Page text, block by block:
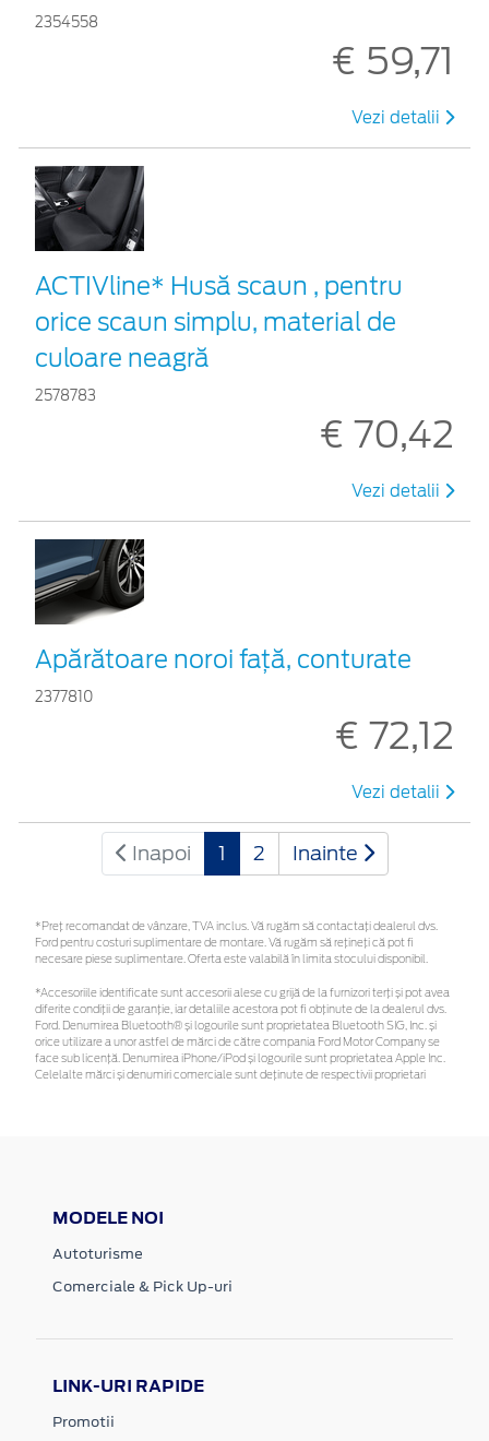
2354558
€ 59,71
Vezi detalii
ACTIVline* Husă scaun , pentru
orice scaun simplu, material de
culoare neagră
2578783
€ 70,42
Vezi detalii
Apărătoare noroi față, conturate
2377810
€ 72,12
Vezi detalii
Inapoi 1 2 Inainte
*Preţ recomandat de vânzare, TVA inclus. Vă rugăm să contactaţi dealerul dvs.
Ford pentru costuri suplimentare de montare. Vă rugăm să rețineți că pot fi
necesare piese suplimentare. Oferta este valabilă în limita stocului disponibil.
*Accesoriile identificate sunt accesorii alese cu grijă de la furnizori terți și pot avea
diferite condiții de garanție, iar detaliile acestora pot fi obținute de la dealerul dvs.
Ford. Denumirea Bluetooth® și logourile sunt proprietatea Bluetooth SIG, Inc. și
orice utilizare a unor astfel de mărci de către compania Ford Motor Company se
face sub licență. Denumirea iPhone/iPod și logourile sunt proprietatea Apple Inc.
Celelalte mărci și denumiri comerciale sunt deținute de respectivii proprietari
MODELE NOI
Autoturisme
Comerciale & Pick Up-uri
LINK-URI RAPIDE
Promotii